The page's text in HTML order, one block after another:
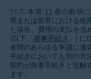
11.7. 本第 11 条の前項
用または世帯における使
た場合、費用の支払を含
(以下「 商事手続き 」) に
者間のあらゆる争議に適
手続きにおいても別の方
契約が商事手続きと抵触
ます。